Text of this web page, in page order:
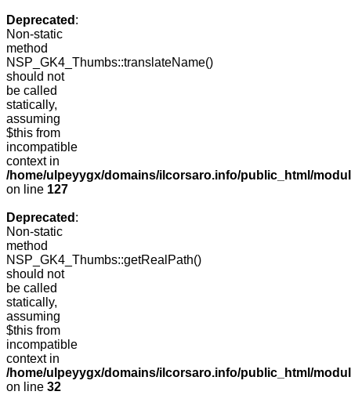
Deprecated :
Non-static
method
NSP_GK4_Thumbs::translateName()
should not
be called
statically,
assuming
$this from
incompatible
context in
/home/ulpeyygx/domains/ilcorsaro.info/public_html/
on line 127
Deprecated :
Non-static
method
NSP_GK4_Thumbs::getRealPath()
should not
be called
statically,
assuming
$this from
incompatible
context in
/home/ulpeyygx/domains/ilcorsaro.info/public_html/
on line 32